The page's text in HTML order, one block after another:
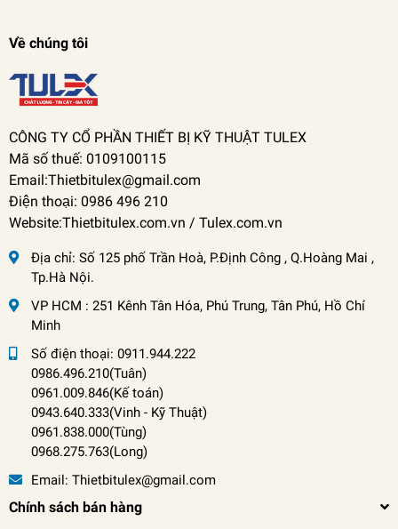
Về chúng tôi
CÔNG TY CỔ PHẦN THIẾT BỊ KỸ THUẬT TULEX
Mã số thuế: 0109100115
Email:Thietbitulex@gmail.com
Điện thoại: 0986 496 210
Website:Thietbitulex.com.vn / Tulex.com.vn
Địa chỉ: Số 125 phố Trần Hoà, P.Định Công , Q.Hoàng Mai ,
Tp.Hà Nội.
VP HCM : 251 Kênh Tân Hóa, Phú Trung, Tân Phú, Hồ Chí
Minh
Số điện thoại: 0911.944.222
0986.496.210(Tuân)
0961.009.846(Kế toán)
0943.640.333(Vinh - Kỹ Thuật)
0961.838.000(Tùng)
0968.275.763(Long)
Email: Thietbitulex@gmail.com
Chính sách bán hàng